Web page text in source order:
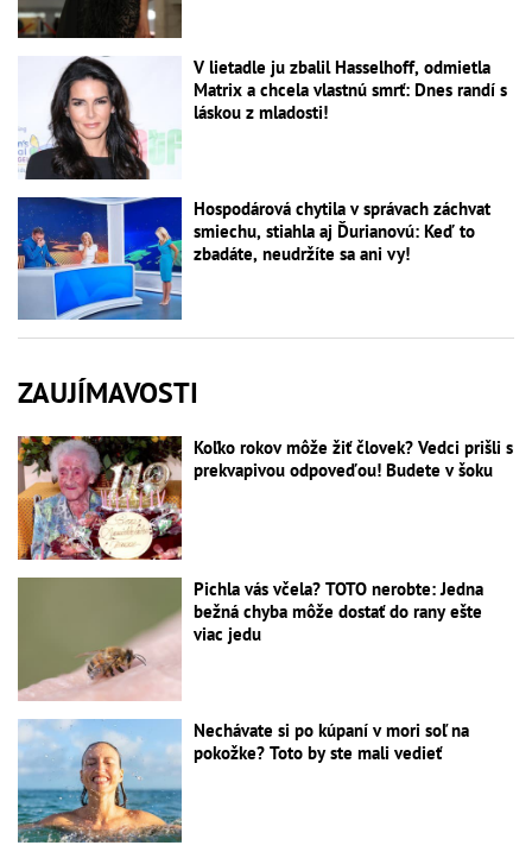
V lietadle ju zbalil Hasselhoff, odmietla
Matrix a chcela vlastnú smrť: Dnes randí s
láskou z mladosti!
Hospodárová chytila v správach záchvat
smiechu, stiahla aj Ďurianovú: Keď to
zbadáte, neudržíte sa ani vy!
ZAUJÍMAVOSTI
Koľko rokov môže žiť človek? Vedci prišli s
prekvapivou odpoveďou! Budete v šoku
Pichla vás včela? TOTO nerobte: Jedna
bežná chyba môže dostať do rany ešte
viac jedu
Nechávate si po kúpaní v mori soľ na
pokožke? Toto by ste mali vedieť